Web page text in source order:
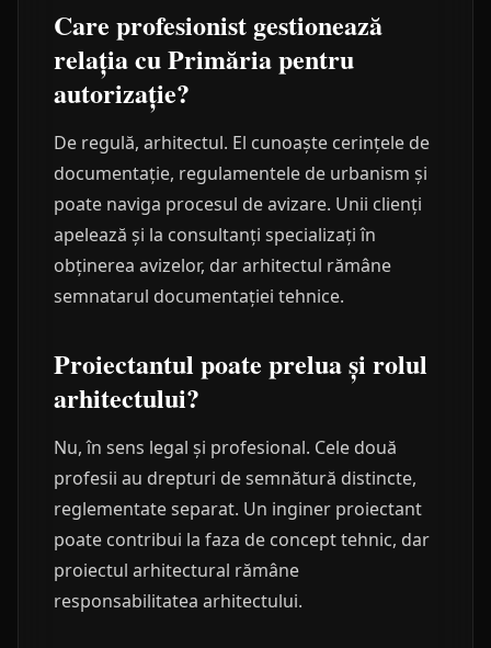
Care profesionist gestionează
relația cu Primăria pentru
autorizație?
De regulă, arhitectul. El cunoaște cerințele de
documentație, regulamentele de urbanism și
poate naviga procesul de avizare. Unii clienți
apelează și la consultanți specializați în
obținerea avizelor, dar arhitectul rămâne
semnatarul documentației tehnice.
Proiectantul poate prelua și rolul
arhitectului?
Nu, în sens legal și profesional. Cele două
profesii au drepturi de semnătură distincte,
reglementate separat. Un inginer proiectant
poate contribui la faza de concept tehnic, dar
proiectul arhitectural rămâne
responsabilitatea arhitectului.